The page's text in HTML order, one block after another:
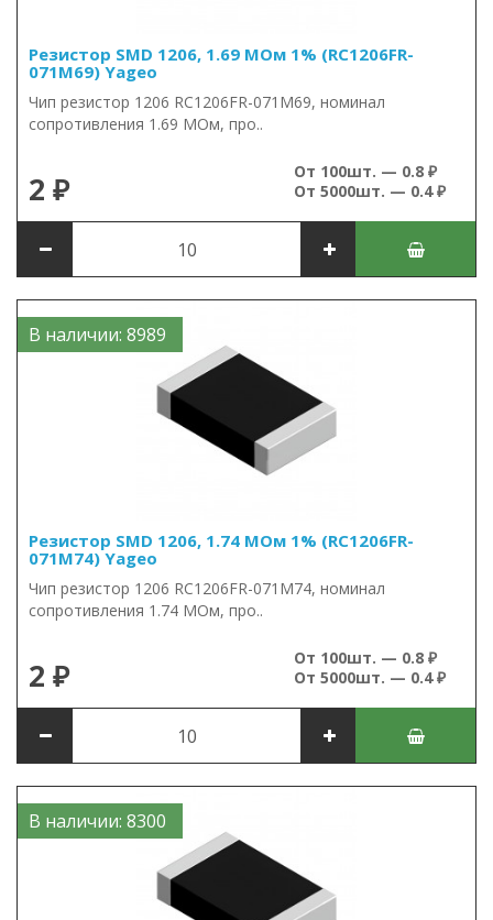
Резистор SMD 1206, 1.69 МОм 1% (RC1206FR-
071M69) Yageo
Чип резистор 1206 RC1206FR-071M69, номинал
сопротивления 1.69 МОм, про..
2 ₽
От 100шт. — 0.8 ₽
От 5000шт. — 0.4 ₽
В наличии: 8989
Резистор SMD 1206, 1.74 МОм 1% (RC1206FR-
071M74) Yageo
Чип резистор 1206 RC1206FR-071M74, номинал
сопротивления 1.74 МОм, про..
2 ₽
От 100шт. — 0.8 ₽
От 5000шт. — 0.4 ₽
В наличии: 8300